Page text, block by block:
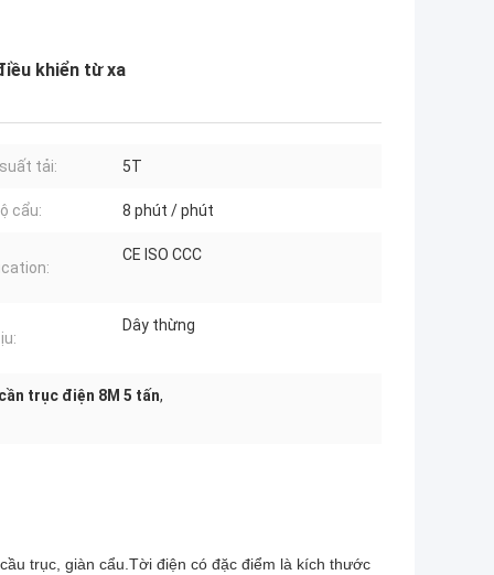
khiển từ xa
tải: 5T
cẩu: 8 phút / phút
CE ISO CCC
Dây thừng
trục điện 8M 5 tấn,
trục, giàn cẩu.Tời điện có đặc điểm là kích thước